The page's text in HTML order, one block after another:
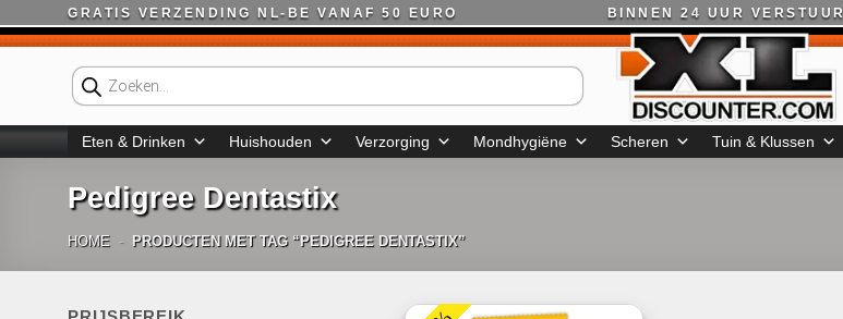
naar
GRATIS VERZENDING NL-BE VANAF 50 EURO BINNEN 24 UUR
Producten
zoeken
Eten & Drinken Huishouden Verzorging Mondhygiëne Scheren Tuin & Klussen
Pedigree Dentastix
HOME - PRODUCTEN MET TAG “PEDIGREE DENTASTIX”